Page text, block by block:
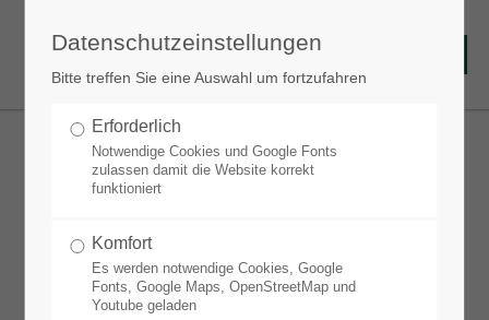
Datenschutzeinstellungen
Bitte treffen Sie eine Auswahl um fortzufahren
Erforderlich
Notwendige Cookies und Google Fonts
zulassen damit die Website korrekt
funktioniert
Komfort
Es werden notwendige Cookies, Google
Fonts, Google Maps, OpenStreetMap und
Youtube geladen